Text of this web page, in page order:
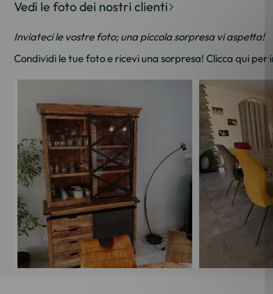
Vedi le foto dei nostri clienti
Inviateci le vostre foto; una piccola sorpresa vi aspetta!
Condividi le tue foto e ricevi una sorpresa! Clicca qui per